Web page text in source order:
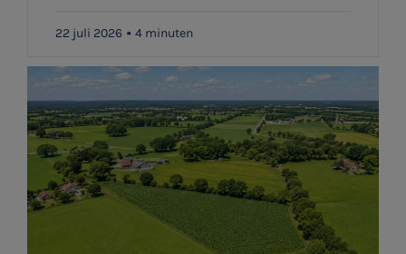
22 juli 2026 4 minuten